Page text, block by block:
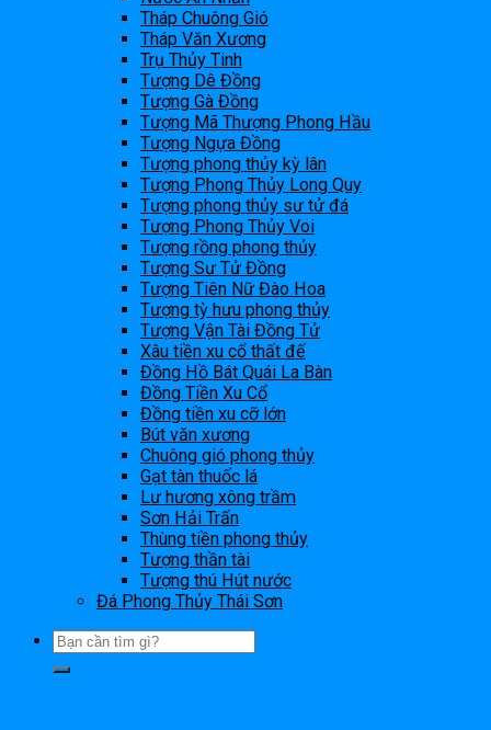
Tháp Chuông Gió
Tháp Văn Xương
Trụ Thủy Tinh
Tượng Dê Đồng
Tượng Gà Đồng
Tượng Mã Thượng Phong Hầu
Tượng Ngựa Đồng
Tượng phong thủy kỳ lân
Tượng Phong Thủy Long Quy
Tượng phong thủy sư tử đá
Tượng Phong Thủy Voi
Tượng rồng phong thủy
Tượng Sư Tử Đồng
Tượng Tiên Nữ Đào Hoa
Tượng tỳ hưu phong thủy
Tượng Vận Tài Đồng Tử
Xâu tiền xu cổ thất đế
Đồng Hồ Bát Quái La Bàn
Đồng Tiền Xu Cổ
Đồng tiền xu cỡ lớn
Bút văn xương
Chuông gió phong thủy
Gạt tàn thuốc lá
Lư hương xông trầm
Sơn Hải Trấn
Thùng tiền phong thủy
Tượng thần tài
Tượng thú Hút nước
Đá Phong Thủy Thái Sơn